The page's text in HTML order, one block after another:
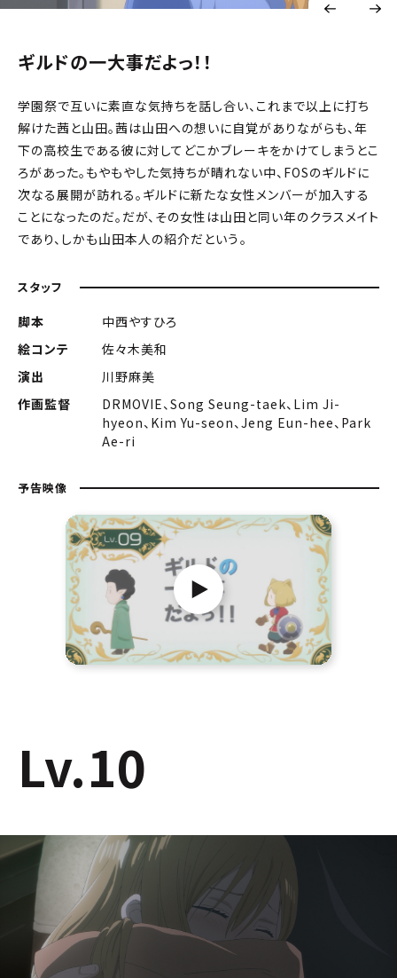
ギルドの一大事だよっ！！
学園祭で互いに素直な気持ちを話し合い、これまで以上に打ち
解けた茜と山田。茜は山田への想いに自覚がありながらも、年
下の高校生である彼に対してどこかブレーキをかけてしまうとこ
ろがあった。もやもやした気持ちが晴れない中、FOSのギルドに
次なる展開が訪れる。ギルドに新たな女性メンバーが加入する
ことになったのだ。だが、その女性は山田と同い年のクラスメイト
であり、しかも山田本人の紹介だという――。
スタッフ
脚本
中西やすひろ
絵コンテ
佐々木美和
演出
川野麻美
作画監督
DRMOVIE、Song Seung-taek、Lim Ji-
hyeon、Kim Yu-seon、Jeng Eun-hee、Park
Ae-ri
予告映像
Lv.10